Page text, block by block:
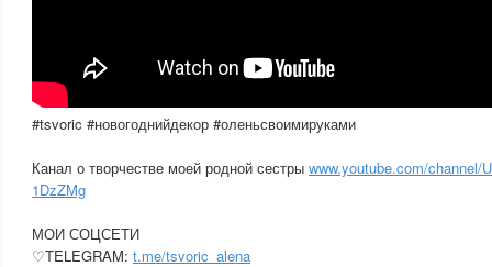
#tsvoric #новогоднийдекор #оленьсвоимируками
Канал о творчестве моей родной сестры www.youtube.com/channel/
1DzZMg
МОИ СОЦСЕТИ
♡TELEGRAM: t.me/tsvoric_alena